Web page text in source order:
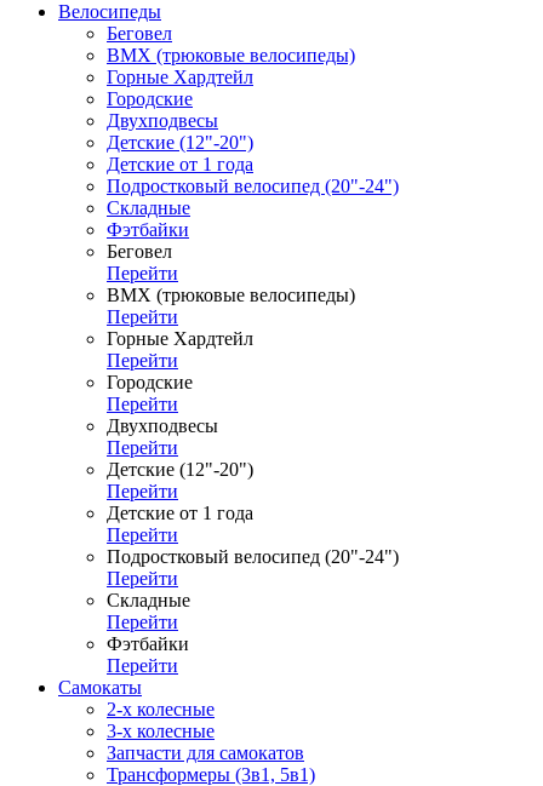
Велосипеды
Беговел
ВМХ (трюковые велосипеды)
Горные Хардтейл
Городские
Двухподвесы
Детские (12"-20")
Детские от 1 года
Подростковый велосипед (20"-24")
Складные
Фэтбайки
Беговел
Перейти
ВМХ (трюковые велосипеды)
Перейти
Горные Хардтейл
Перейти
Городские
Перейти
Двухподвесы
Перейти
Детские (12"-20")
Перейти
Детские от 1 года
Перейти
Подростковый велосипед (20"-24")
Перейти
Складные
Перейти
Фэтбайки
Перейти
Самокаты
2-х колесные
3-х колесные
Запчасти для самокатов
Трансформеры (3в1, 5в1)